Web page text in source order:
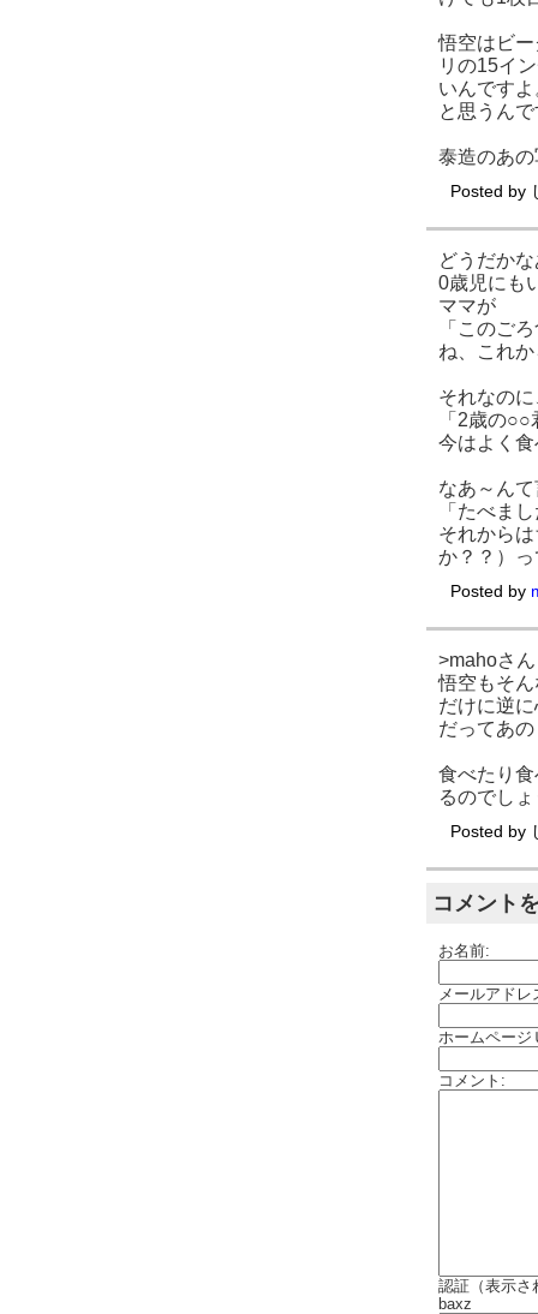
悟空はビ
リの15イ
いんです
と思うん
泰造のあ
Posted by
どうだか
0歳児にも
ママが
「このご
ね、これ
それなの
「2歳の
今はよく
なあ～ん
「たべま
それから
か？？）
Posted by
>mahoさん
悟空もそ
だけに逆
だってあ
食べたり
るのでし
Posted by
コメント
お名前:
メールアド
ホームページ
コメント:
認証（表示さ
baxz